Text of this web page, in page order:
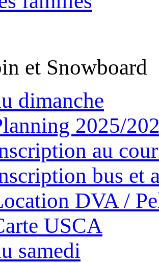
et Snowboard
dimanche
2025/
au
bus et
DVA /
USCA
samedi